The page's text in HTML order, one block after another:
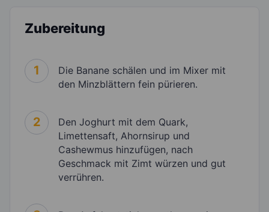
Zubereitung
1
Die Banane schälen und im Mixer mit
den Minzblättern fein pürieren.
2
Den Joghurt mit dem Quark,
Limettensaft, Ahornsirup und
Cashewmus hinzufügen, nach
Geschmack mit Zimt würzen und gut
verrühren.